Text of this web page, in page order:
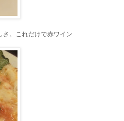
。これだけで赤ワイン